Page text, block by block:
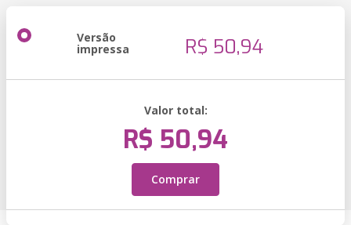
Versão
impressa R$ 50,94
Valor total:
R$ 50,94
Comprar